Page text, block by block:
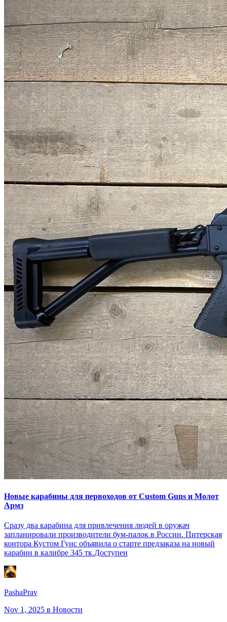
Новые карабины для первоходов от Custom Guns и Молот
Армз
Сразу два карабина для привлечения людей в оружач
запланировали производители бум-палок в России. Питерская
контора Кустом Гунс объявила о старте предзаказа на новый
карабин в калибре 345 тк.Доступен
PashaPrav
Nov 1, 2025 в Новости